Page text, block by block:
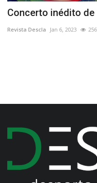
Concerto inédito
Revista Descla Jan 6, 2023